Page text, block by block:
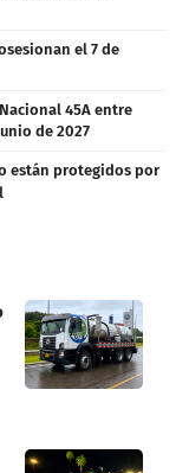
el 7 de
45A entre
de 2027
están protegidos por